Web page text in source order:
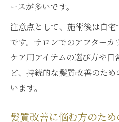
ースが多いです。
注意点として、施術後は自
です。サロンでのアフター
ケア用アイテムの選び方や
ど、持続的な髪質改善のた
います。
髪質改善に悩む方のた